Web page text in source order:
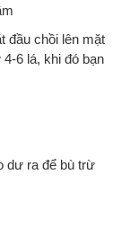
đầu chồi lên mặt
6 lá, khi đó bạn
dư ra để bù trừ